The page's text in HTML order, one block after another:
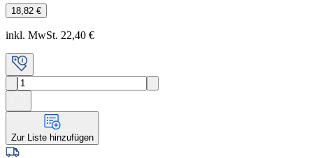
18,82 €
inkl. MwSt. 22,40 €
Zur Liste hinzufügen